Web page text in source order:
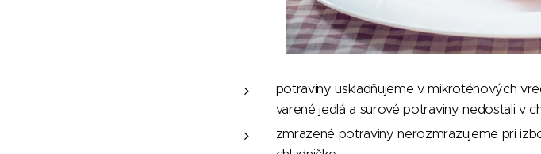
potraviny uskladňujeme v mikroténových
varené jedlá a surové potraviny nedostali v
zmrazené potraviny nerozmrazujeme pri